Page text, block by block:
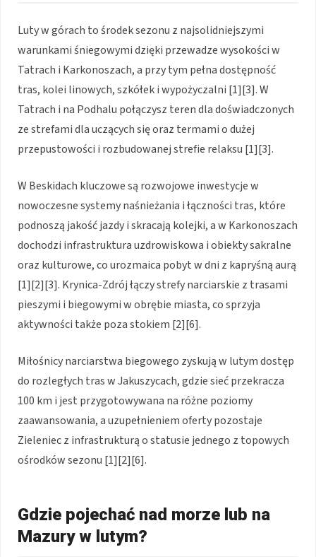
Luty w górach to środek sezonu z najsolidniejszymi
warunkami śniegowymi dzięki przewadze wysokości w
Tatrach i Karkonoszach, a przy tym pełna dostępność
tras, kolei linowych, szkółek i wypożyczalni [1][3]. W
Tatrach i na Podhalu połączysz teren dla doświadczonych
ze strefami dla uczących się oraz termami o dużej
przepustowości i rozbudowanej strefie relaksu [1][3].
W Beskidach kluczowe są rozwojowe inwestycje w
nowoczesne systemy naśnieżania i łączności tras, które
podnoszą jakość jazdy i skracają kolejki, a w Karkonoszach
dochodzi infrastruktura uzdrowiskowa i obiekty sakralne
oraz kulturowe, co urozmaica pobyt w dni z kapryśną aurą
[1][2][3]. Krynica-Zdrój łączy strefy narciarskie z trasami
pieszymi i biegowymi w obrębie miasta, co sprzyja
aktywności także poza stokiem [2][6].
Miłośnicy narciarstwa biegowego zyskują w lutym dostęp
do rozległych tras w Jakuszycach, gdzie sieć przekracza
100 km i jest przygotowywana na różne poziomy
zaawansowania, a uzupełnieniem oferty pozostaje
Zieleniec z infrastrukturą o statusie jednego z topowych
ośrodków sezonu [1][2][6].
Gdzie pojechać nad morze lub na
Mazury w lutym?